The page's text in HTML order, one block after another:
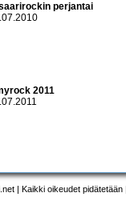
perjantai
2011
| Kaikki oikeudet pidätetään |